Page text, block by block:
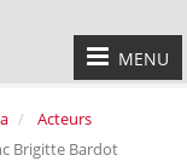
MENU
Acteurs
Brigitte Bardot